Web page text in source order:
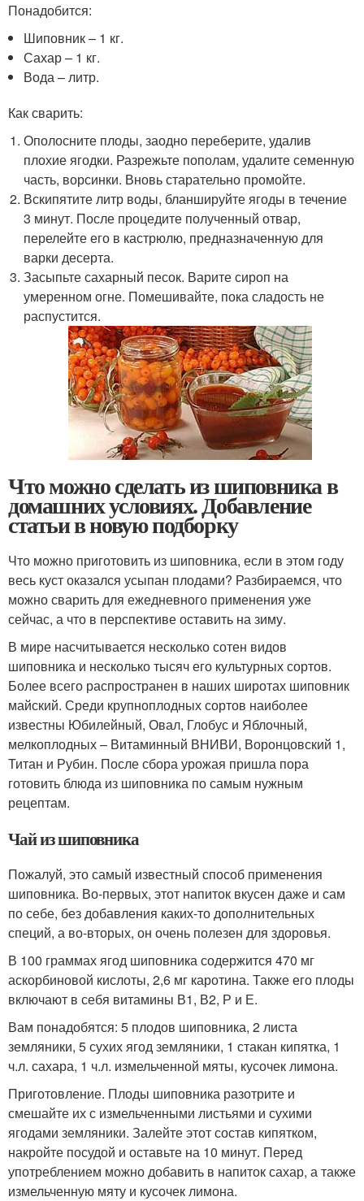
Понадобится:
Шиповник – 1 кг.
Сахар – 1 кг.
Вода – литр.
Как сварить:
Ополосните плоды, заодно переберите, удалив
плохие ягодки. Разрежьте пополам, удалите семенную
часть, ворсинки. Вновь старательно промойте.
Вскипятите литр воды, бланшируйте ягоды в течение
3 минут. После процедите полученный отвар,
перелейте его в кастрюлю, предназначенную для
варки десерта.
Засыпьте сахарный песок. Варите сироп на
умеренном огне. Помешивайте, пока сладость не
распустится.
Что можно сделать из шиповника в
домашних условиях. Добавление
статьи в новую подборку
Что можно приготовить из шиповника, если в этом году
весь куст оказался усыпан плодами? Разбираемся, что
можно сварить для ежедневного применения уже
сейчас, а что в перспективе оставить на зиму.
В мире насчитывается несколько сотен видов
шиповника и несколько тысяч его культурных сортов.
Более всего распространен в наших широтах шиповник
майский. Среди крупноплодных сортов наиболее
известны Юбилейный, Овал, Глобус и Яблочный,
мелкоплодных – Витаминный ВНИВИ, Воронцовский 1,
Титан и Рубин. После сбора урожая пришла пора
готовить блюда из шиповника по самым нужным
рецептам.
Чай из шиповника
Пожалуй, это самый известный способ применения
шиповника. Во-первых, этот напиток вкусен даже и сам
по себе, без добавления каких-то дополнительных
специй, а во-вторых, он очень полезен для здоровья.
В 100 граммах ягод шиповника содержится 470 мг
аскорбиновой кислоты, 2,6 мг каротина. Также его плоды
включают в себя витамины В1, В2, Р и Е.
Вам понадобятся: 5 плодов шиповника, 2 листа
земляники, 5 сухих ягод земляники, 1 стакан кипятка, 1
ч.л. сахара, 1 ч.л. измельченной мяты, кусочек лимона.
Приготовление. Плоды шиповника разотрите и
смешайте их с измельченными листьями и сухими
ягодами земляники. Залейте этот состав кипятком,
накройте посудой и оставьте на 10 минут. Перед
употреблением можно добавить в напиток сахар, а также
измельченную мяту и кусочек лимона.